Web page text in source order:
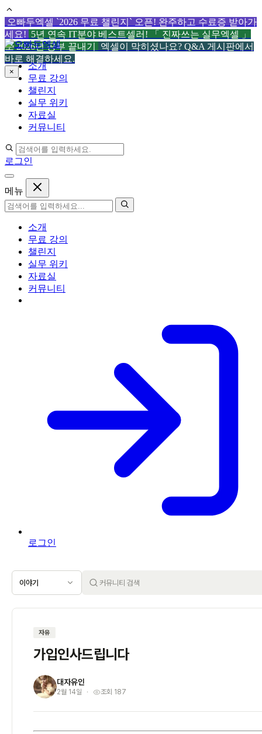
오빠두엑셀 `2026 무료 챌린지` 오픈! 완주하고 수료증 받아가
세요! 5년 연속 IT분야 베스트셀러! 「 진짜쓰는 실무엑셀 」
로 2026년 공부 끝내기
엑셀이 막히셨나요? Q&A 게시판에서
바로 해결하세요.
×
컨
텐
츠
로
소개
무료 강의
챌린지
실무 위키
자료실
커뮤니티
로그인
메뉴
소개
무료 강의
챌린지
실무 위키
자료실
커뮤니티
로그인
이야기
자유
가입인사드립니다
대 대자유인
2월 14일 조회 187